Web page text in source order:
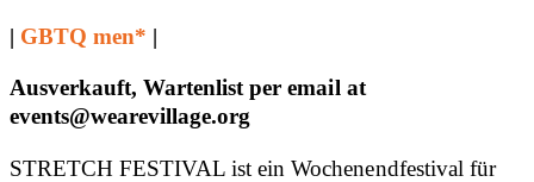
| GBTQ men* |
Ausverkauft, Wartenlist per email at
events@wearevillage.org
STRETCH FESTIVAL ist ein Wochenendfestival für